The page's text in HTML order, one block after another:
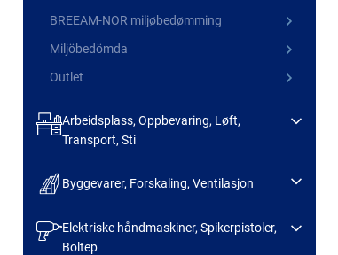
BREEAM-NOR miljøbedømming
Miljöbedömda
Outlet
Arbeidsplass, Oppbevaring, Løft,
Transport, Sti
Byggevarer, Forskaling, Ventilasjon
Elektriske håndmaskiner, Spikerpistoler,
Boltep